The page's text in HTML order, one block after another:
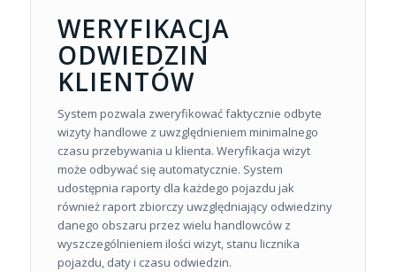
WERYFIKACJA
ODWIEDZIN
KLIENTÓW
System pozwala zweryfikować faktycznie odbyte
wizyty handlowe z uwzględnieniem minimalnego
czasu przebywania u klienta. Weryfikacja wizyt
może odbywać się automatycznie. System
udostępnia raporty dla każdego pojazdu jak
również raport zbiorczy uwzględniający odwiedziny
danego obszaru przez wielu handlowców z
wyszczególnieniem ilości wizyt, stanu licznika
pojazdu, daty i czasu odwiedzin.